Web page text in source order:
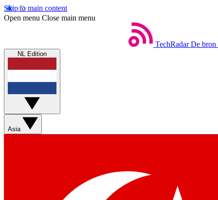
Skip to main content
Open menu Close main menu
TechRadar De bron
NL Edition
Asia